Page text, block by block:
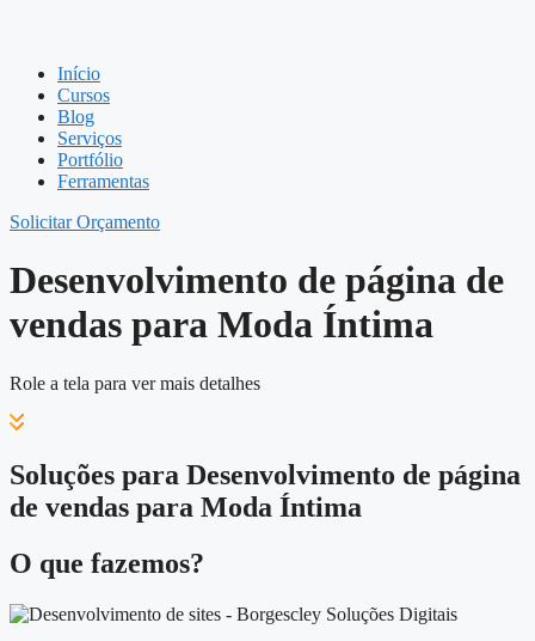
Início
Cursos
Blog
Serviços
Portfólio
Ferramentas
Solicitar Orçamento
Desenvolvimento de página de
vendas para Moda Íntima
Role a tela para ver mais detalhes
Soluções para Desenvolvimento de página
de vendas para Moda Íntima
O que fazemos?